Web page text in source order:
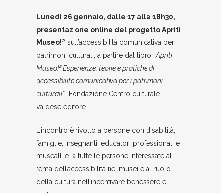
Lunedì 26 gennaio, dalle 17 alle 18h30,
presentazione online del progetto Apriti
Museo!² sull’accessibilità comunicativa per i
patrimoni culturali, a partire dal libro “Apriti
Museo!² Esperienze, teorie e pratiche di
accessibilità comunicativa per i patrimoni
culturali”,
Fondazione Centro culturale
valdese editore.
L’incontro è rivolto a persone con disabilità,
famiglie, insegnanti, educatori professionali e
museali, e a tutte le persone interessate al
tema dell’accessibilità nei musei e al ruolo
della cultura nell’incentivare benessere e